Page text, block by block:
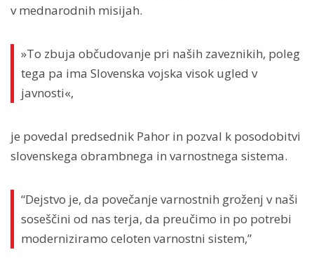
v mednarodnih misijah.
»To zbuja občudovanje pri naših zaveznikih, poleg
tega pa ima Slovenska vojska visok ugled v
javnosti«,
je povedal predsednik Pahor in pozval k posodobitvi
slovenskega obrambnega in varnostnega sistema.
“Dejstvo je, da povečanje varnostnih groženj v naši
soseščini od nas terja, da preučimo in po potrebi
moderniziramo celoten varnostni sistem,”